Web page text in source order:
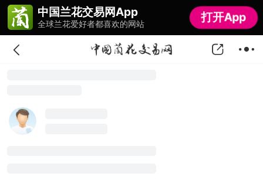
中国兰花交易网App
全球兰花爱好者都喜欢的网站 打开App
中国兰花交易网App
全球兰花爱好者都喜欢的网站 打开App